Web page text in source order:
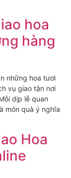
hoa
hàng
những hoa tươi
vụ giao tận nơi
dịp lễ quan
món quà ý nghĩa
Hoa